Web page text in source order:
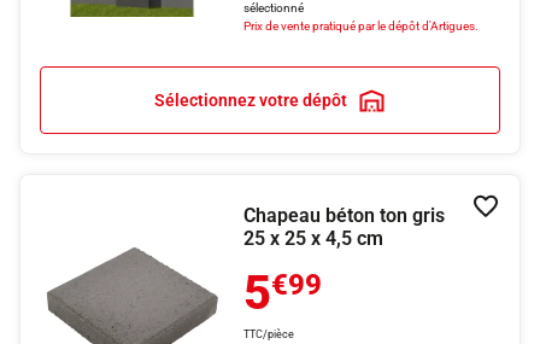
sélectionné
Prix de vente pratiqué par le dépôt d'Artigues.
Sélectionnez votre dépôt
Chapeau béton ton gris
25 x 25 x 4,5 cm
5€99
TTC/pièce